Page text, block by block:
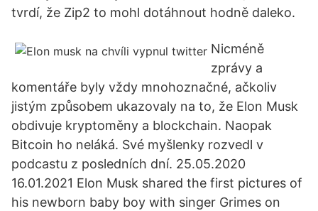
tvrdí, že Zip2 to mohl dotáhnout hodně daleko.
Nicméně
zprávy a
komentáře byly vždy mnohoznačné, ačkoliv
jistým způsobem ukazovaly na to, že Elon Musk
obdivuje kryptoměny a blockchain. Naopak
Bitcoin ho neláká. Své myšlenky rozvedl v
podcastu z posledních dní. 25.05.2020
16.01.2021 Elon Musk shared the first pictures of
his newborn baby boy with singer Grimes on